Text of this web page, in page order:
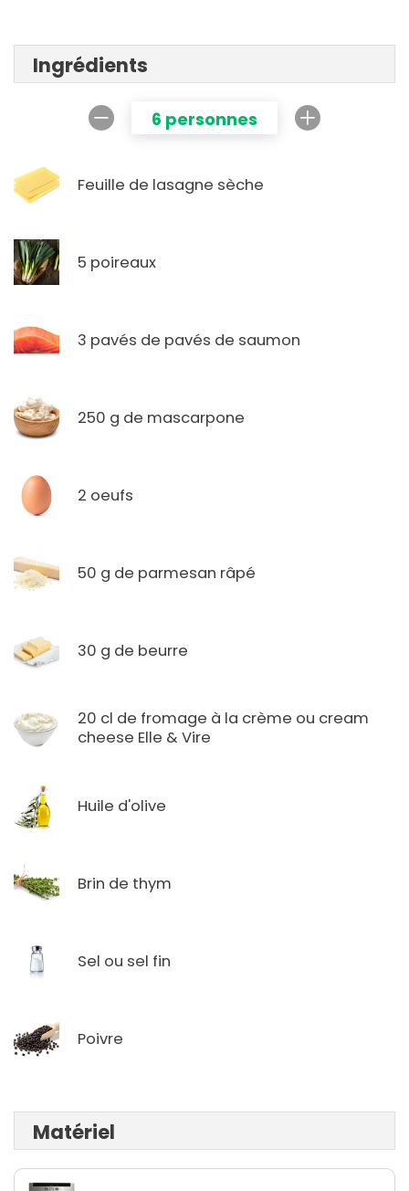
Ingrédients
6 personnes
Feuille de lasagne sèche
5 poireaux
3 pavés de pavés de saumon
250 g de mascarpone
2 oeufs
50 g de parmesan râpé
30 g de beurre
20 cl de fromage à la crème ou cream
cheese Elle & Vire
Huile d'olive
Brin de thym
Sel ou sel fin
Poivre
Matériel